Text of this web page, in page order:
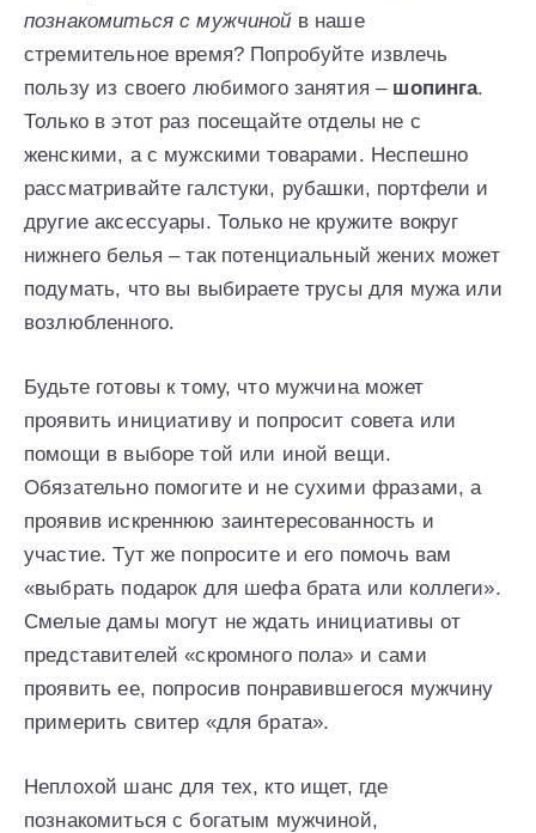
познакомиться с мужчиной в наше
стремительное время? Попробуйте извлечь
пользу из своего любимого занятия – шопинга.
Только в этот раз посещайте отделы не с
женскими, а с мужскими товарами. Неспешно
рассматривайте галстуки, рубашки, портфели и
другие аксессуары. Только не кружите вокруг
нижнего белья – так потенциальный жених может
подумать, что вы выбираете трусы для мужа или
возлюбленного.
Будьте готовы к тому, что мужчина может
проявить инициативу и попросит совета или
помощи в выборе той или иной вещи.
Обязательно помогите и не сухими фразами, а
проявив искреннюю заинтересованность и
участие. Тут же попросите и его помочь вам
«выбрать подарок для шефа брата или коллеги».
Смелые дамы могут не ждать инициативы от
представителей «скромного пола» и сами
проявить ее, попросив понравившегося мужчину
примерить свитер «для брата».
Неплохой шанс для тех, кто ищет, где
познакомиться с богатым мужчиной,